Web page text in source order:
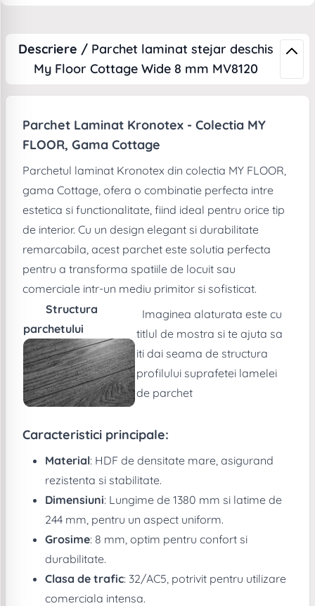
Descriere / Parchet laminat stejar deschis
My Floor Cottage Wide 8 mm MV8120
Parchet Laminat Kronotex - Colectia MY
FLOOR, Gama Cottage
Parchetul laminat Kronotex din colectia MY FLOOR,
gama Cottage, ofera o combinatie perfecta intre
estetica si functionalitate, fiind ideal pentru orice tip
de interior. Cu un design elegant si durabilitate
remarcabila, acest parchet este solutia perfecta
pentru a transforma spatiile de locuit sau
comerciale intr-un mediu primitor si sofisticat.
Structura
parchetului
Imaginea alaturata este cu
titlul de mostra si te ajuta sa
iti dai seama de structura
profilului suprafetei lamelei
de parchet
Caracteristici principale:
Material: HDF de densitate mare, asigurand
rezistenta si stabilitate.
Dimensiuni: Lungime de 1380 mm si latime de
244 mm, pentru un aspect uniform.
Grosime: 8 mm, optim pentru confort si
durabilitate.
Clasa de trafic: 32/AC5, potrivit pentru utilizare
comerciala intensa.